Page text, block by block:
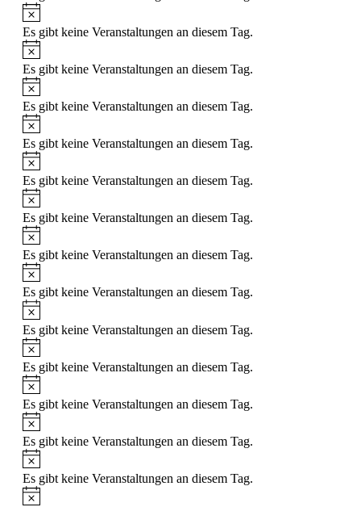
Hinweis
Es gibt keine Veranstaltungen an diesem Tag.
Hinweis
Es gibt keine Veranstaltungen an diesem Tag.
Hinweis
Es gibt keine Veranstaltungen an diesem Tag.
Hinweis
Es gibt keine Veranstaltungen an diesem Tag.
Hinweis
Es gibt keine Veranstaltungen an diesem Tag.
Hinweis
Es gibt keine Veranstaltungen an diesem Tag.
Hinweis
Es gibt keine Veranstaltungen an diesem Tag.
Hinweis
Es gibt keine Veranstaltungen an diesem Tag.
Hinweis
Es gibt keine Veranstaltungen an diesem Tag.
Hinweis
Es gibt keine Veranstaltungen an diesem Tag.
Hinweis
Es gibt keine Veranstaltungen an diesem Tag.
Hinweis
Es gibt keine Veranstaltungen an diesem Tag.
Hinweis
Es gibt keine Veranstaltungen an diesem Tag.
Hinweis